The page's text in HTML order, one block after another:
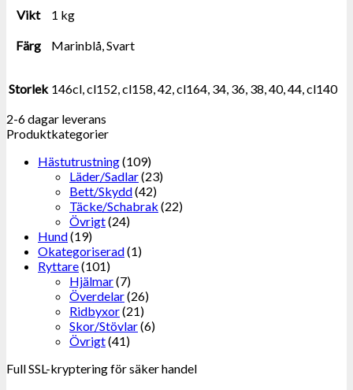
Vikt
1 kg
Färg Marinblå, Svart
Storlek 146cl, cl152, cl158, 42, cl164, 34, 36, 38, 40, 44, cl140
2-6 dagar leverans
Produktkategorier
Hästutrustning(109)
Läder/Sadlar(23)
Bett/Skydd(42)
Täcke/Schabrak (22)
Övrigt(24)
Hund(19)
Okategoriserad(1)
Ryttare(101)
Hjälmar(7)
Överdelar(26)
Ridbyxor(21)
Skor/Stövlar(6)
Övrigt(41)
Full SSL-kryptering för säker handel